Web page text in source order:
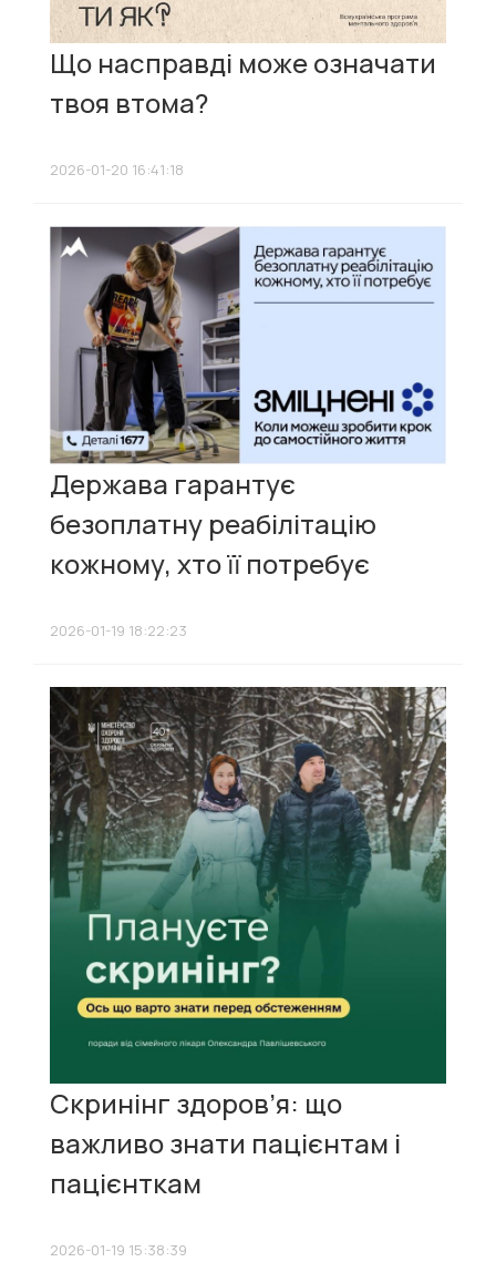
Що насправді може означати
твоя втома?
2026-01-20 16:41:18
Держава гарантує
безоплатну реабілітацію
кожному, хто її потребує
2026-01-19 18:22:23
Скринінг здоров’я: що
важливо знати пацієнтам і
пацієнткам
2026-01-19 15:38:39